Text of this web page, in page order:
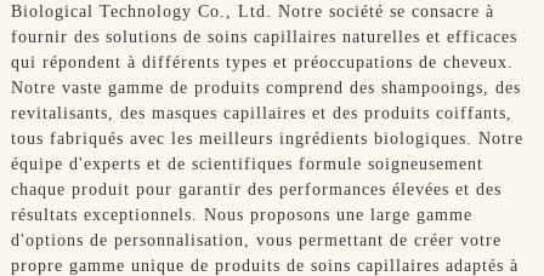
Biological Technology Co., Ltd. Notre société se consacre à
fournir des solutions de soins capillaires naturelles et efficaces
qui répondent à différents types et préoccupations de cheveux.
Notre vaste gamme de produits comprend des shampooings, des
revitalisants, des masques capillaires et des produits coiffants,
tous fabriqués avec les meilleurs ingrédients biologiques. Notre
équipe d'experts et de scientifiques formule soigneusement
chaque produit pour garantir des performances élevées et des
résultats exceptionnels. Nous proposons une large gamme
d'options de personnalisation, vous permettant de créer votre
propre gamme unique de produits de soins capillaires adaptés à